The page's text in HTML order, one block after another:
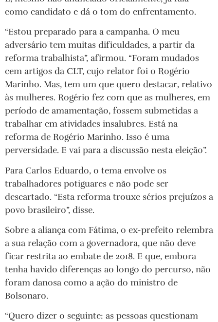
como candidato e dá o tom do enfrentamento.
“Estou preparado para a campanha. O meu
adversário tem muitas dificuldades, a partir da
reforma trabalhista”, afirmou. “Foram mudados
cem artigos da CLT, cujo relator foi o Rogério
Marinho. Mas, tem um que quero destacar, relativo
às mulheres. Rogério fez com que as mulheres, em
período de amamentação, fossem submetidas a
trabalhar em atividades insalubres. Está na
reforma de Rogério Marinho. Isso é uma
perversidade. E vai para a discussão nesta eleição”.
Para Carlos Eduardo, o tema envolve os
trabalhadores potiguares e não pode ser
descartado. “Esta reforma trouxe sérios prejuízos a
povo brasileiro”, disse.
Sobre a aliança com Fátima, o ex-prefeito relembra
a sua relação com a governadora, que não deve
ficar restrita ao embate de 2018. E que, embora
tenha havido diferenças ao longo do percurso, não
foram danosa como a ação do ministro de
Bolsonaro.
“Quero dizer o seguinte: as pessoas questionam